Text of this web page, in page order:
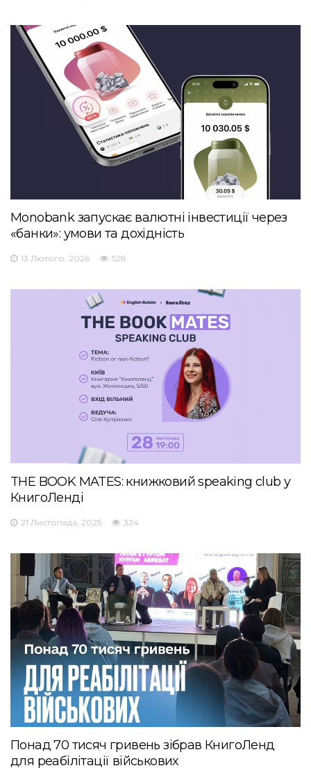
Monobank запускає валютні інвестиції через
«банки»: умови та дохідність
13 Лютого, 2026 528
THE BOOK MATES: книжковий speaking club у
КнигоЛенді
21 Листопада, 2025 324
Понад 70 тисяч гривень зібрав КнигоЛенд
для реабілітації військових